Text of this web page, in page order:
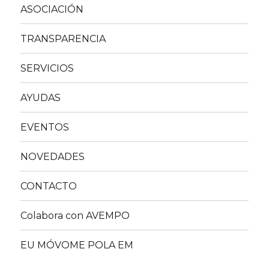
ASOCIACIÓN
TRANSPARENCIA
SERVICIOS
AYUDAS
EVENTOS
NOVEDADES
CONTACTO
Colabora con AVEMPO
EU MÓVOME POLA EM